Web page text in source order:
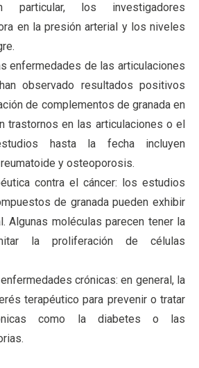
particular, los investigadores
en la presión arterial y los niveles
enfermedades de las articulaciones
observado resultados positivos
de complementos de granada en
trastornos en las articulaciones o el
hasta la fecha incluyen
y osteoporosis.
contra el cáncer: los estudios
de granada pueden exhibir
Algunas moléculas parecen tener la
la proliferación de células
crónicas: en general, la
terapéutico para prevenir o tratar
como la diabetes o las